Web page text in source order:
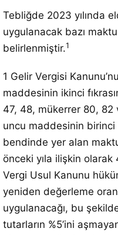
Tebliğde 2023 yılında
uygulanacak bazı
belirlenmiştir.1
1 Gelir Vergisi
maddesinin ikinci
47, 48, mükerrer 80, 82
uncu maddesinin birinci
bendinde yer alan
önceki yıla ilişkin olarak
Vergi Usul Kanunu
yeniden değerleme
uygulanacağı, bu
tutarların %5’ini